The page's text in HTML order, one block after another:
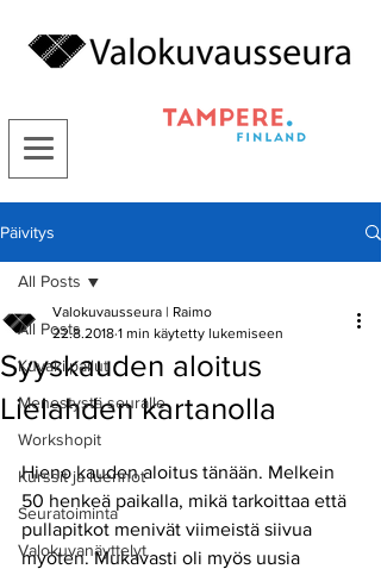
Päivitys
All Posts
Kuvakilpailut
Menestystä seuralle
Workshopit
Kurssit ja luennot
Seuratoiminta
Valokuvanäyttelyt
All Posts
Syyskauden aloitus
Lielahden kartanolla
Valokuvausseura | Raimo
22.8.2018 1 min käytetty lukemiseen
Hieno kauden aloitus tänään. Melkein
50 henkeä paikalla, mikä tarkoittaa että
pullapitkot menivät viimeistä siivua
myöten. Mukavasti oli myös uusia